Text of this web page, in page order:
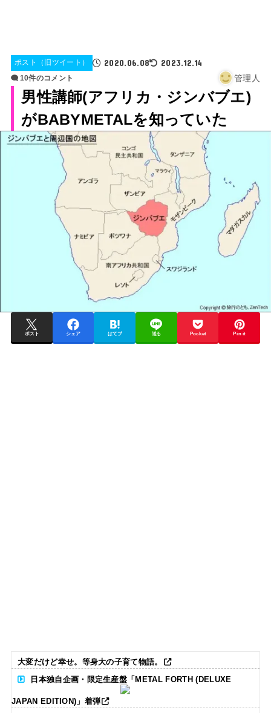
ポスト（旧ツイート） 2020.06.08 2023.12.14
10件のコメント 管理人
男性講師(アフリカ・ジンバブエ)
がBABYMETALを知っていた
ポスト シェア はてブ 送る Pocket Pin it
大変だけど幸せ。等身大の子育て物語。
日本独自企画・限定生産盤「METAL FORTH (DELUXE
JAPAN EDITION)」着弾